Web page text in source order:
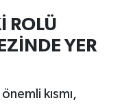
ROLÜ
YER
kısmı,